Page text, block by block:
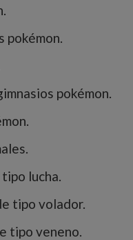
pokémon.
pokémon.
lucha.
tipo volador.
tipo veneno.